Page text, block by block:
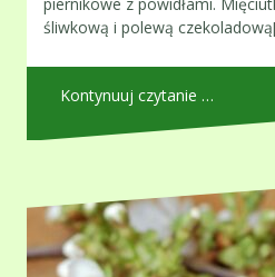
piernikowe z powidłami.
śliwkową i polewą
Kontynuuj czytanie …